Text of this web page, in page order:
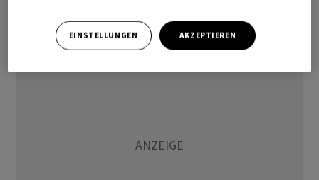
sein, wie es weiter heisst.
EINSTELLUNGEN AKZEPTIEREN